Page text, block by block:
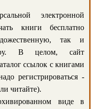
электронной
книги бесплатно
так и
В целом, сайт
ссылок с книгами
регистрироваться -
читайте).
виде в